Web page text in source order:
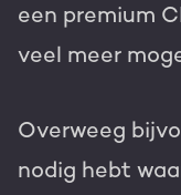
een premium
veel meer
Overweeg
nodig hebt